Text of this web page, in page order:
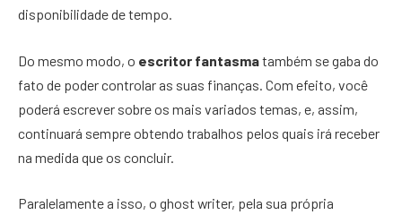
disponibilidade de tempo.
Do mesmo modo, o escritor fantasmatambém se gaba do
fato de poder controlar as suas finanças. Com efeito, você
poderá escrever sobre os mais variados temas, e, assim,
continuará sempre obtendo trabalhos pelos quais irá receber
na medida que os concluir.
Paralelamente a isso, o ghost writer, pela sua própria